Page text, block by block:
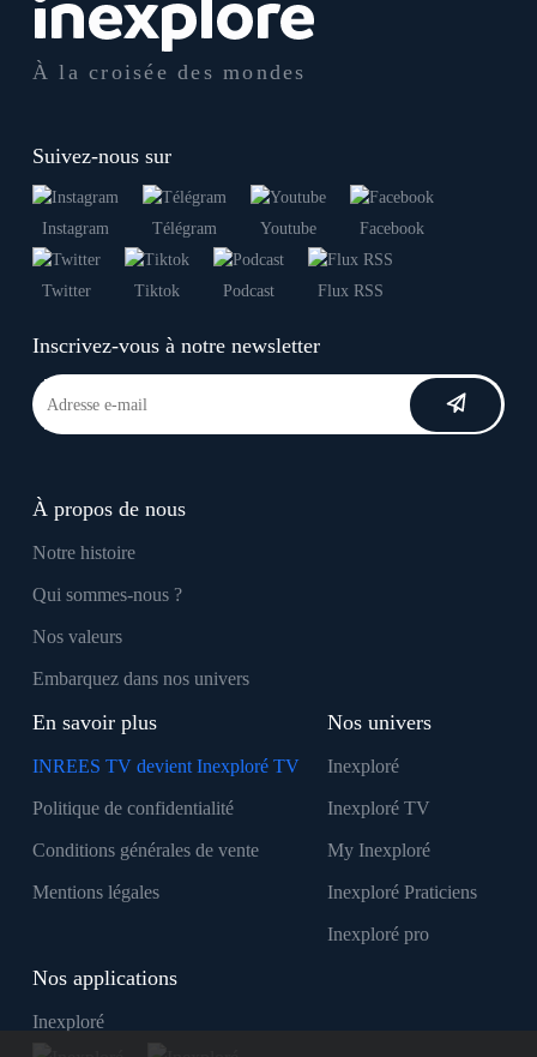
À la croisée des mondes
Suivez-nous sur
Instagram Télégram Youtube Facebook
Twitter Tiktok Podcast Flux RSS
Inscrivez-vous à notre newsletter
À propos de nous
Notre histoire
Qui sommes-nous ?
Nos valeurs
Embarquez dans nos univers
En savoir plus
INREES TV devient Inexploré TV
Politique de confidentialité
Conditions générales de vente
Mentions légales
Nos univers
Inexploré
Inexploré TV
My Inexploré
Inexploré Praticiens
Inexploré pro
Nos applications
Inexploré